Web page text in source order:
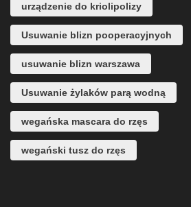
urządzenie do kriolipolizy
Usuwanie blizn pooperacyjnych
usuwanie blizn warszawa
Usuwanie żylaków parą wodną
wegańska mascara do rzęs
wegański tusz do rzęs